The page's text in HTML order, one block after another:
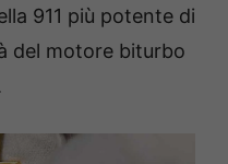
911 più potente di
del motore biturbo